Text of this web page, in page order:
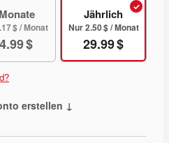
$ / Monat
$
Jährlich
Nur 2.50 $ / Monat
29.99 $
erstellen ↓